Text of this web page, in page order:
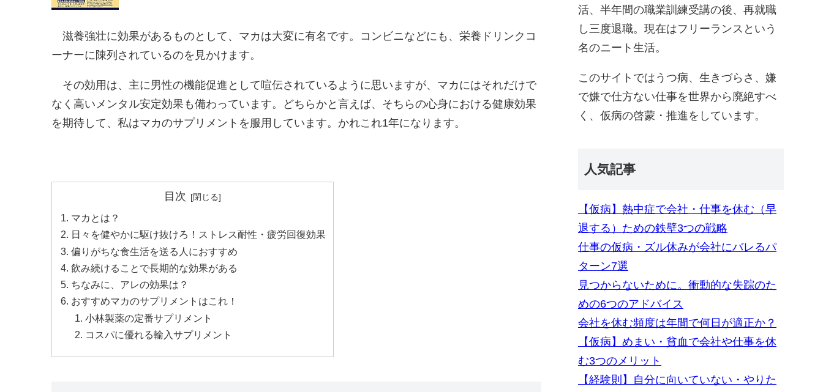
滋養強壮に効果があるものとして、マカは大変に有名です。コンビニなどにも、栄養ドリンクコ
ーナーに陳列されているのを見かけます。
その効用は、主に男性の機能促進として喧伝されているように思いますが、マカにはそれだけで
なく高いメンタル安定効果も備わっています。どちらかと言えば、そちらの心身における健康効果
を期待して、私はマカのサプリメントを服用しています。かれこれ1年になります。
目次
マカとは？
日々を健やかに駆け抜けろ！ストレス耐性・疲労回復効果
偏りがちな食生活を送る人におすすめ
飲み続けることで長期的な効果がある
ちなみに、アレの効果は？
おすすめマカのサプリメントはこれ！
小林製薬の定番サプリメント
コスパに優れる輸入サプリメント
活、半年間の職業訓練受講の後、再就職
し三度退職。現在はフリーランスという
名のニート生活。
このサイトではうつ病、生きづらさ、嫌
で嫌で仕方ない仕事を世界から廃絶すべ
く、仮病の啓蒙・推進をしています。
人気記事
【仮病】熱中症で会社・仕事を休む（早
退する）ための鉄壁3つの戦略
仕事の仮病・ズル休みが会社にバレるパ
ターン7選
見つからないために。衝動的な失踪のた
めの6つのアドバイス
会社を休む頻度は年間で何日が適正か？
【仮病】めまい・貧血で会社や仕事を休
む3つのメリット
【経験則】自分に向いていない・やりた